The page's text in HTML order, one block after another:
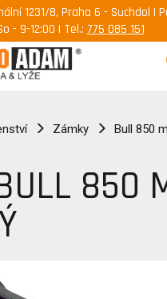
1231/8, Praha 6 - Suchdol |
- 9-12:00 | Tel.: 775 085 151
Zámky Bull 850
850